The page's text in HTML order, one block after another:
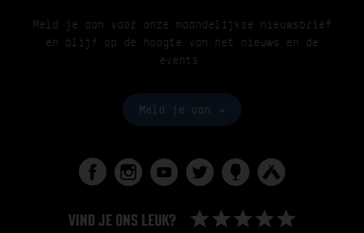
Meld je aan voor onze maandelijkse nieuwsbrief
en blijf op de hoogte van het nieuws en de
events.
Meld je aan
VIND JE ONS LEUK?